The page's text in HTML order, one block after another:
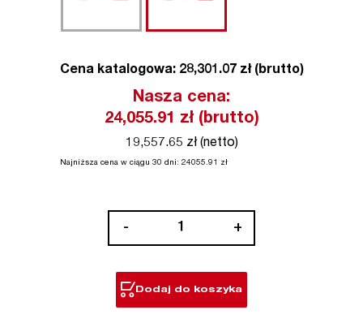
Cena katalogowa: 28,301.07 zł (brutto)
Nasza cena:
24,055.91 zł (brutto)
19,557.65 zł (netto)
Najniższa cena w ciągu 30 dni: 24055.91 zł
-
LOGIC™
hydrauliczny
+
Dodaj do koszyka